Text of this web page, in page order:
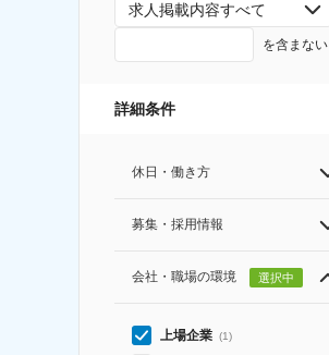
求人掲載内容すべて
を含まない
詳細条件
休日・働き方
募集・採用情報
会社・職場の環境 選択中
上場企業 (1)